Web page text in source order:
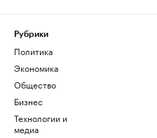
Рубрики
Политика
Экономика
Общество
Бизнес
Технологии и
медиа